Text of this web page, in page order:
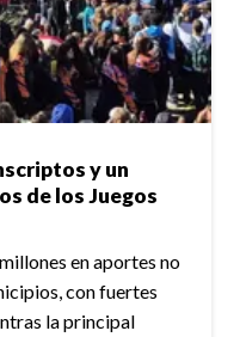
y un
de los Juegos
en aportes no
con fuertes
la principal